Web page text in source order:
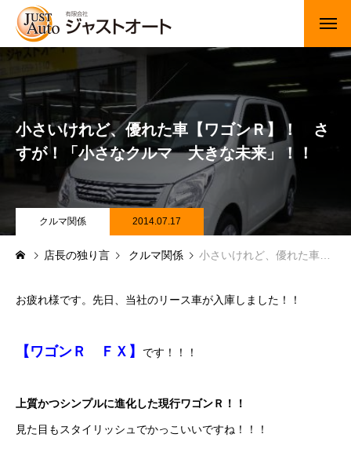
トップページ
新車
中古車・未使用車
JUジャナイト在庫情報
Gooネット在庫情報
カーセンサー在庫情報
車検・定期点検
小さいけれど、優れた車【ワゴンＲ】！ さ
すが！「小さなクルマ 大きな未来」！！
クルマ関係 2014.07.17
店長の独り言 クルマ関係 小さいけれど、優れた車【ワゴンＲ】！ さすが！「小さなクルマ 大きな未来」！！
お疲れ様です。先日、当社のリース車が入庫しました！！
【ワゴンＲ ＦＸ】 です！！！
上質かつシンプルに進化した現行ワゴンＲ！！
見た目もスタイリッシュでかっこいいですね！！！